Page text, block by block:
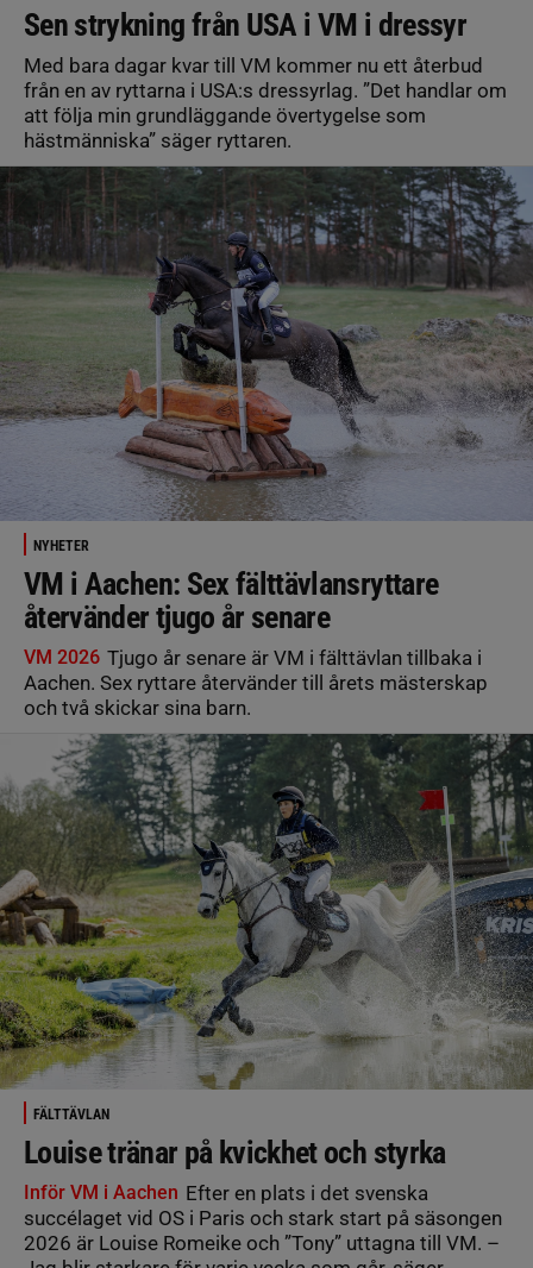
Sen strykning från USA i VM i dressyr
Med bara dagar kvar till VM kommer nu ett återbud
från en av ryttarna i USA:s dressyrlag. ”Det handlar om
att följa min grundläggande övertygelse som
hästmänniska” säger ryttaren.
NYHETER
VM i Aachen: Sex fälttävlansryttare
återvänder tjugo år senare
VM 2026 Tjugo år senare är VM i fälttävlan tillbaka i
Aachen. Sex ryttare återvänder till årets mästerskap
och två skickar sina barn.
FÄLTTÄVLAN
Louise tränar på kvickhet och styrka
Inför VM i Aachen Efter en plats i det svenska
succélaget vid OS i Paris och stark start på säsongen
2026 är Louise Romeike och ”Tony” uttagna till VM. –